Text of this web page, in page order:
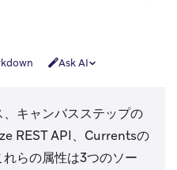
Ask AI
キャンバスステップの
REST API、Currentsの
らの属性は3つのソー